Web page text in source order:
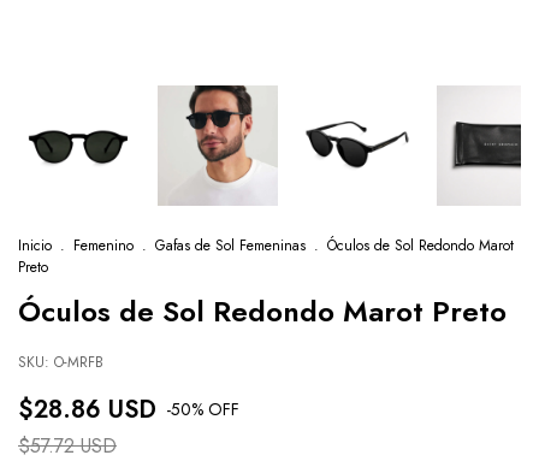
Inicio . Femenino . Gafas de Sol Femeninas . Óculos de Sol Redondo Marot
Preto
Óculos de Sol Redondo Marot Preto
SKU: O-MRFB
$28.86 USD -50% OFF
$57.72 USD